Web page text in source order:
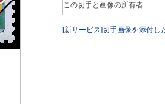
この切手と画像の所有者
[新サービス]切手画像を添付し